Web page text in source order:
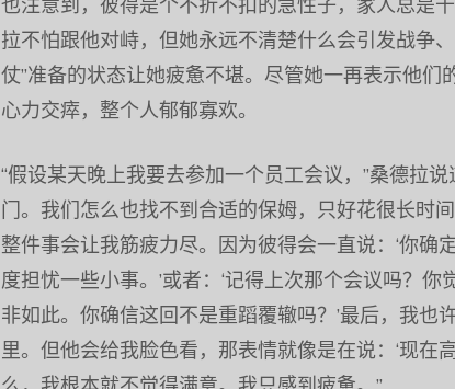
也注意到，彼得是个不折不扣的急性子，家人总是
拉不怕跟他对峙，但她永远不清楚什么会引发战争
仗”准备的状态让她疲惫不堪。尽管她一再表示他们
心力交瘁，整个人郁郁寡欢。
“假设某天晚上我要去参加一个员工会议，”桑德拉
门。我们怎么也找不到合适的保姆，只好花很长时
整件事会让我筋疲力尽。因为彼得会一直说：‘你确
度担忧一些小事。’或者：‘记得上次那个会议吗？
非如此。你确信这回不是重蹈覆辙吗？’最后，我也
里。但他会给我脸色看，那表情就像是在说：‘现在